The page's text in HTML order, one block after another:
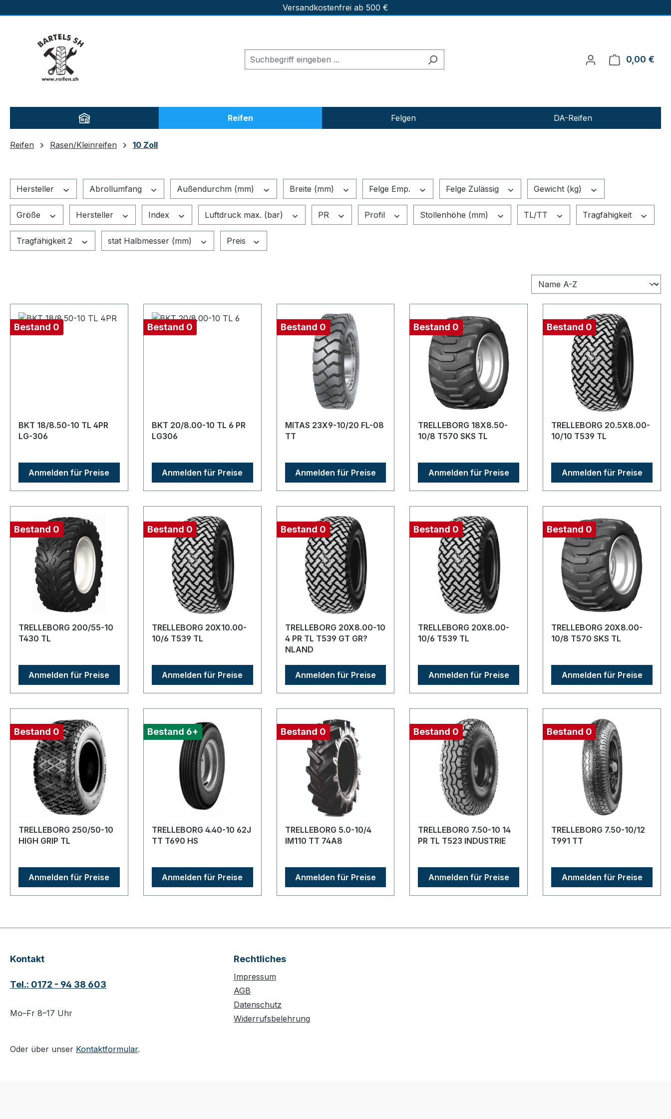
Versandkostenfrei ab 500 €
0,00 €
Reifen Felgen DA-Reifen
Reifen Rasen/Kleinreifen 10 Zoll
Hersteller Abrollumfang Außendurchm (mm) Breite (mm) Felge Emp. Felge Zulässig Gewicht (kg)
Größe Hersteller Index Luftdruck max. (bar) PR Profil Stollenhöhe (mm) TL/TT Tragfähigkeit
Tragfähigkeit 2 stat Halbmesser (mm) Preis
Bestand 0
BKT 18/8.50-10 TL 4PR
LG-306
Anmelden für Preise
Bestand 0
BKT 20/8.00-10 TL 6 PR
LG306
Anmelden für Preise
Bestand 0
MITAS 23X9-10/20 FL-08
TT
Anmelden für Preise
Bestand 0
TRELLEBORG 18X8.50-
10/8 T570 SKS TL
Anmelden für Preise
Bestand 0
TRELLEBORG 20.5X8.00-
10/10 T539 TL
Anmelden für Preise
Bestand 0
TRELLEBORG 200/55-10
T430 TL
Anmelden für Preise
Bestand 0
TRELLEBORG 20X10.00-
10/6 T539 TL
Anmelden für Preise
Bestand 0
TRELLEBORG 20X8.00-10
4 PR TL T539 GT GR?
NLAND
Anmelden für Preise
Bestand 0
TRELLEBORG 20X8.00-
10/6 T539 TL
Anmelden für Preise
Bestand 0
TRELLEBORG 20X8.00-
10/8 T570 SKS TL
Anmelden für Preise
Bestand 0
TRELLEBORG 250/50-10
HIGH GRIP TL
Anmelden für Preise
Bestand 6+
TRELLEBORG 4.40-10 62J
TT T690 HS
Anmelden für Preise
Bestand 0
TRELLEBORG 5.0-10/4
IM110 TT 74A8
Anmelden für Preise
Bestand 0
TRELLEBORG 7.50-10 14
PR TL T523 INDUSTRIE
Anmelden für Preise
Bestand 0
TRELLEBORG 7.50-10/12
T991 TT
Anmelden für Preise
Kontakt
Tel.: 0172 - 94 38 603
Mo–Fr 8–17 Uhr
Oder über unser Kontaktformular.
Rechtliches
Impressum
AGB
Datenschutz
Widerrufsbelehrung